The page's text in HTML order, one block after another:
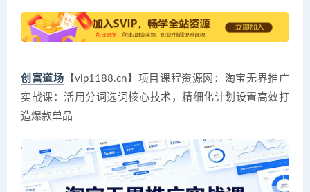
创富道场 【vip1188.cn】项目课程资源网：淘宝无界推广
实战课：活用分词选词核心技术，精细化计划设置高效打
造爆款单品